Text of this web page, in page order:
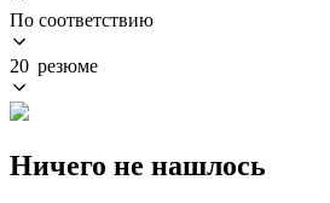
По соответствию
20 резюме
Ничего не нашлось